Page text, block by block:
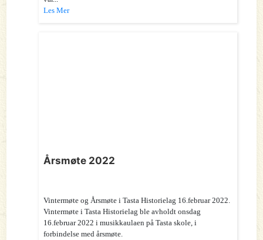
Les Mer
Årsmøte 2022
Vintermøte og Årsmøte i Tasta Historielag 16.februar 2022.
Vintermøte i Tasta Historielag ble avholdt onsdag
16.februar 2022 i musikkaulaen på Tasta skole, i
forbindelse med årsmøte.